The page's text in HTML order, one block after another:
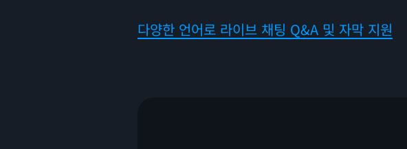
다양한 언어로 라이브 채팅 Q&A 및 자막 지원